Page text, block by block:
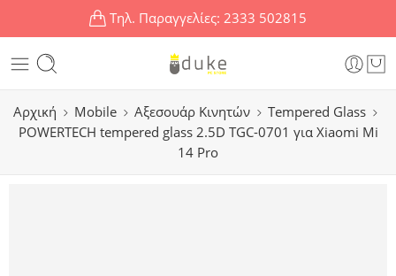
Τηλ. Παραγγελίες: 2333 502815
Αρχική Mobile Αξεσουάρ Κινητών
Tempered Glass
POWERTECH tempered glass 2.5D TGC-0701 για Xiaomi Mi
14 Pro